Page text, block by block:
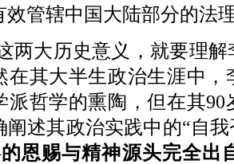
效管辖中国大陆部分的法
两大历史意义，就要理
在其大半生政治生涯中，
派哲学的熏陶，但在其90
阐述其政治实践中的“自
恩赐与精神源头完全出